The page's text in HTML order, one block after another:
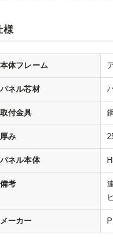
様
本体フレーム
パネル芯材
取付金具
厚み
パネル本体
備考
メーカー